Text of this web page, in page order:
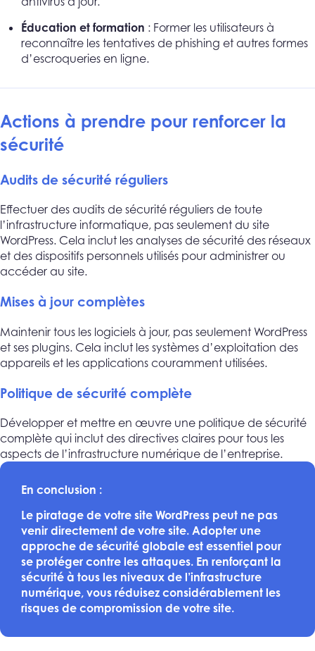
Éducation et formation : Former les utilisateurs à
reconnaître les tentatives de phishing et autres formes
d’escroqueries en ligne.
Actions à prendre pour renforcer la
sécurité
Audits de sécurité réguliers
Effectuer des audits de sécurité réguliers de toute
l’infrastructure informatique, pas seulement du site
WordPress. Cela inclut les analyses de sécurité des réseaux
et des dispositifs personnels utilisés pour administrer ou
accéder au site.
Mises à jour complètes
Maintenir tous les logiciels à jour, pas seulement WordPress
et ses plugins. Cela inclut les systèmes d’exploitation des
appareils et les applications couramment utilisées.
Politique de sécurité complète
Développer et mettre en œuvre une politique de sécurité
complète qui inclut des directives claires pour tous les
aspects de l’infrastructure numérique de l’entreprise.
En conclusion :
Le piratage de votre site WordPress peut ne pas
venir directement de votre site. Adopter une
approche de sécurité globale est essentiel pour
se protéger contre les attaques. En renforçant la
sécurité à tous les niveaux de l’infrastructure
numérique, vous réduisez considérablement les
risques de compromission de votre site.